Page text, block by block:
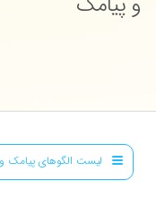
لیست الگوهای